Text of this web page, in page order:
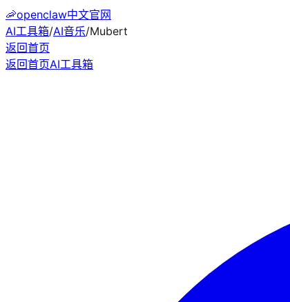
🦐openclaw中文官网
AI工具箱/AI音乐/Mubert
返回首页
返回首页AI工具箱